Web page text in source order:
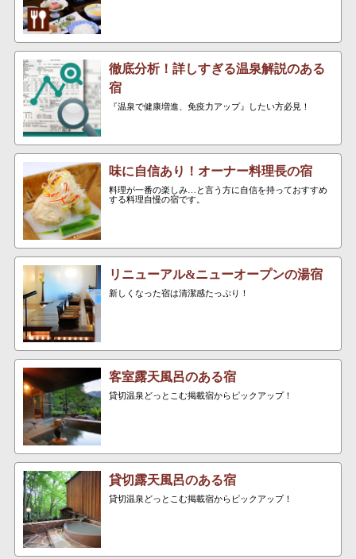
徹底分析！詳しすぎる温泉解説のある
宿
『温泉で健康増進、免疫力アップ』したい方必見！
味に自信あり！オーナー料理長の宿
料理が一番の楽しみ…と言う方に自信を持っておすすめ
する料理自慢の宿です。
リニューアル&ニューオープンの湯宿
新しくなった宿は清潔感たっぷり！
客室露天風呂のある宿
貸切温泉どっとこむ掲載宿からピックアップ！
貸切露天風呂のある宿
貸切温泉どっとこむ掲載宿からピックアップ！